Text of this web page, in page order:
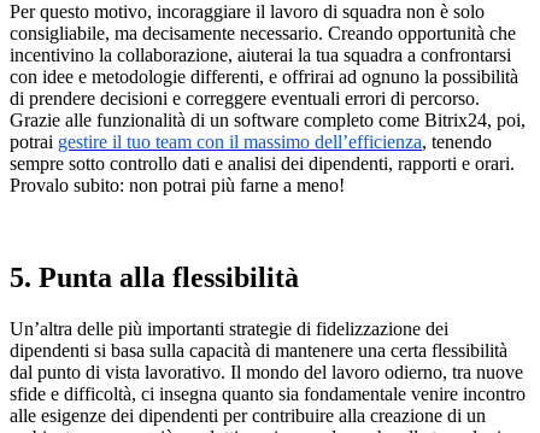
Per questo motivo, incoraggiare il lavoro di squadra non è solo
consigliabile, ma decisamente necessario. Creando opportunità che
incentivino la collaborazione, aiuterai la tua squadra a confrontarsi
con idee e metodologie differenti, e offrirai ad ognuno la possibilità
di prendere decisioni e correggere eventuali errori di percorso.
Grazie alle funzionalità di un software completo come Bitrix24, poi,
potrai gestire il tuo team con il massimo dell’efficienza, tenendo
sempre sotto controllo dati e analisi dei dipendenti, rapporti e orari.
Provalo subito: non potrai più farne a meno!
5. Punta alla flessibilità
Un’altra delle più importanti strategie di fidelizzazione dei
dipendenti si basa sulla capacità di mantenere una certa flessibilità
dal punto di vista lavorativo. Il mondo del lavoro odierno, tra nuove
sfide e difficoltà, ci insegna quanto sia fondamentale venire incontro
alle esigenze dei dipendenti per contribuire alla creazione di un